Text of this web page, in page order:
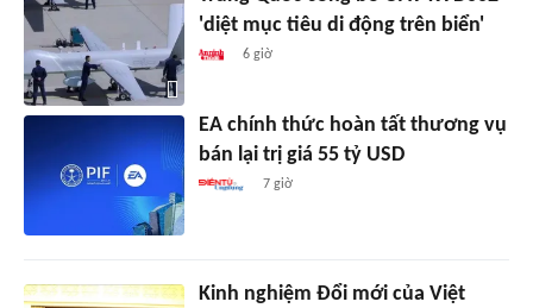
'diệt mục tiêu di động trên biển'
6 giờ
EA chính thức hoàn tất thương vụ
bán lại trị giá 55 tỷ USD
7 giờ
Kinh nghiệm Đổi mới của Việt